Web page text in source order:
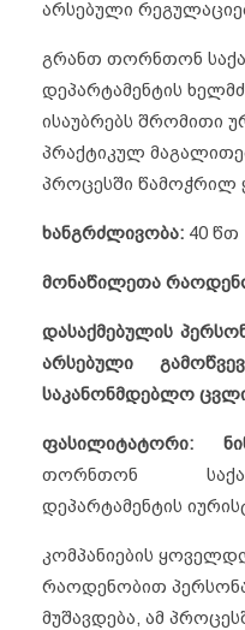
არსებული
გრანთ თორნთონ
დეპარტამენტის
ისაუბრებს შრომითი
პრაქტიკულ
პროცესში წამოჭრილ
ხანგრძლივობა: 40 წთ
მონაწილეთა
დასაქმებულის
არსებული
საკანონმდებლო
ფასილიტატორი:
თორნთონ
დეპარტამენტის
კომპანიების
რაოდენობით
მუშავდება, ამ